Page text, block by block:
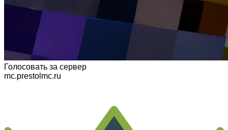
Голосовать за сервер
mc.prestolmc.ru